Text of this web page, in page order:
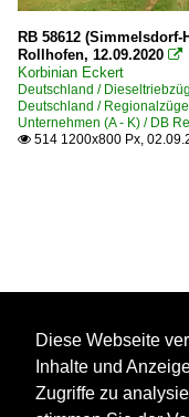
RB 58612
Rollhofen, 12.09.2020 
Korbinian Eckert
Deutschland /
Deutschland /
Unternehmen (A - K) / DB
 514 1200x800 Px,
Diese Webseite
Inhalte und
Zugriffe zu